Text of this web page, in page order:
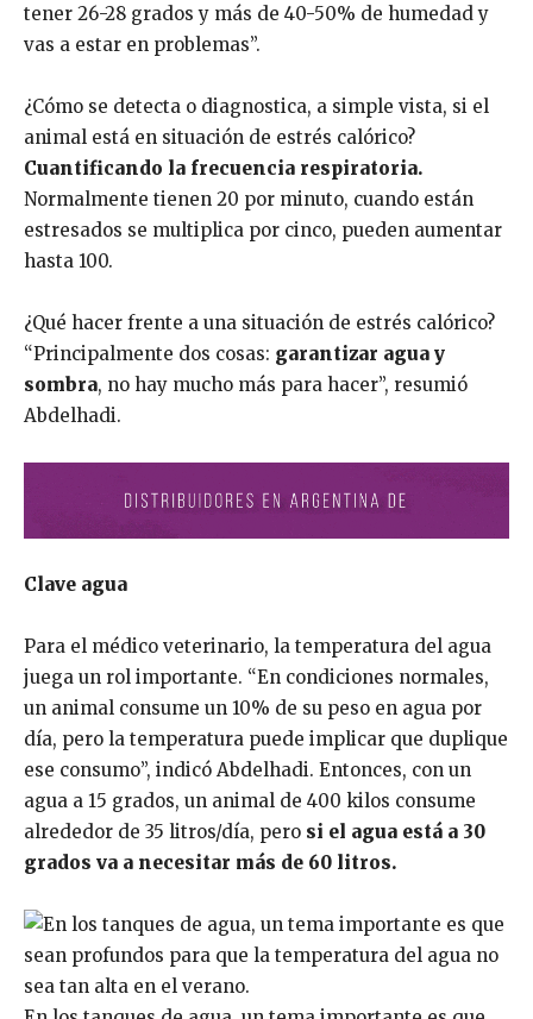
tener 26-28 grados y más de 40-50% de humedad y
vas a estar en problemas”.
¿Cómo se detecta o diagnostica, a simple vista, si el
animal está en situación de estrés calórico?
Cuantificando la frecuencia respiratoria.
Normalmente tienen 20 por minuto, cuando están
estresados se multiplica por cinco, pueden aumentar
hasta 100.
¿Qué hacer frente a una situación de estrés calórico?
“Principalmente dos cosas: garantizar agua y
sombra, no hay mucho más para hacer”, resumió
Abdelhadi.
Clave agua
Para el médico veterinario, la temperatura del agua
juega un rol importante. “En condiciones normales,
un animal consume un 10% de su peso en agua por
día, pero la temperatura puede implicar que duplique
ese consumo”, indicó Abdelhadi. Entonces, con un
agua a 15 grados, un animal de 400 kilos consume
alrededor de 35 litros/día, pero si el agua está a 30
grados va a necesitar más de 60 litros.